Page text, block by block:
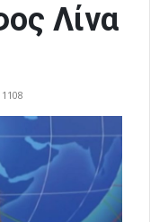
Λίνα
1108